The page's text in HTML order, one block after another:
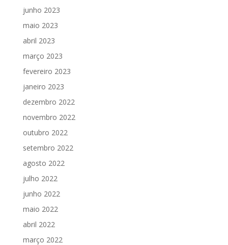
junho 2023
maio 2023
abril 2023
março 2023
fevereiro 2023
janeiro 2023
dezembro 2022
novembro 2022
outubro 2022
setembro 2022
agosto 2022
julho 2022
junho 2022
maio 2022
abril 2022
março 2022